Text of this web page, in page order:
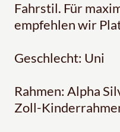
Fahrstil. Für
empfehlen wir
Geschlecht: Uni
Rahmen: Alpha
Zoll-